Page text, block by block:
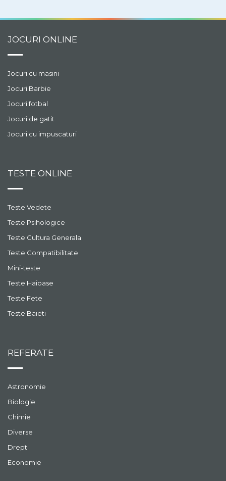
JOCURI ONLINE
Jocuri cu masini
Jocuri Barbie
Jocuri fotbal
Jocuri de gatit
Jocuri cu impuscaturi
TESTE ONLINE
Teste Vedete
Teste Psihologice
Teste Cultura Generala
Teste Compatibilitate
Mini-teste
Teste Haioase
Teste Fete
Teste Baieti
REFERATE
Astronomie
Biologie
Chimie
Diverse
Drept
Economie